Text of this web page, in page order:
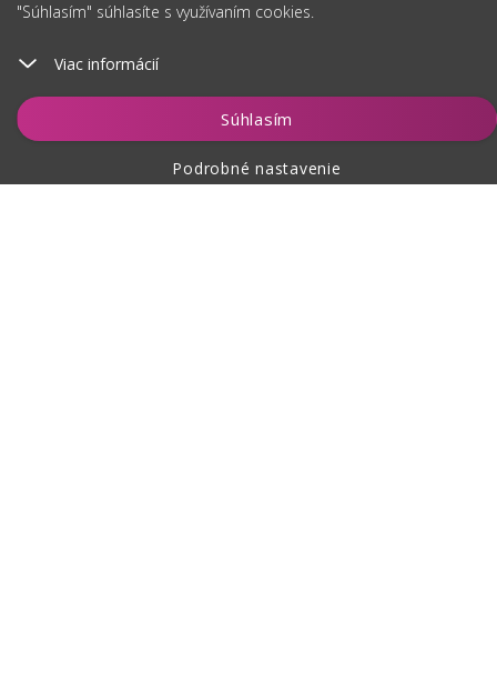
"Súhlasím" súhlasíte s využívaním cookies.
Viac informácií
Súhlasím
Podrobné nastavenie
Vložiť do košíka